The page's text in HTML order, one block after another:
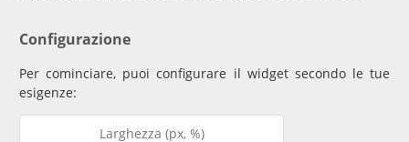
Configurazione
Per cominciare, puoi configurare il widget secondo le tue
esigenze: